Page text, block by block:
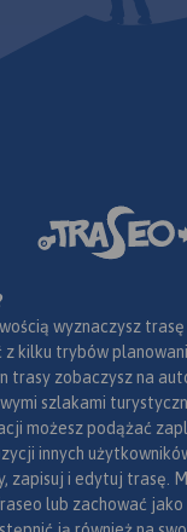
wyznaczysz
z kilku trybów
trasy zobaczysz na
szlakami
możesz podążać
innych
zapisuj i edytuj trasę.
lub zachować